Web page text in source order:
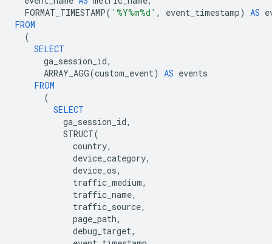
FORMAT_TIMESTAMP( '%Y%m%d' , event_timestamp) AS
FROM
(
SELECT
ga_session_id,
ARRAY_AGG(custom_event) AS events
FROM
(
SELECT
ga_session_id,
STRUCT(
country,
device_category,
device_os,
traffic_medium,
traffic_name,
traffic_source,
page_path,
debug_target,